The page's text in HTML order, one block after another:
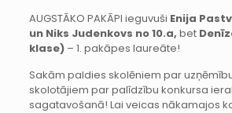
AUGSTĀKO PAKĀPI ieguvuši Enija
un Niks Judenkovs no 10.a, bet
klase)– 1. pakāpes laureāte!
Sakām paldies skolēniem par
skolotājiem par palīdzību konkursa
sagatavošanā! Lai veicas nākamajos